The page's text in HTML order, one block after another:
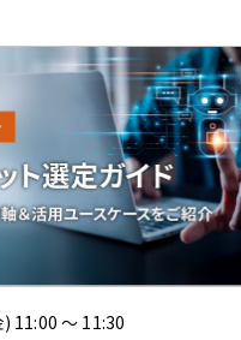
11:00 ～ 11:30